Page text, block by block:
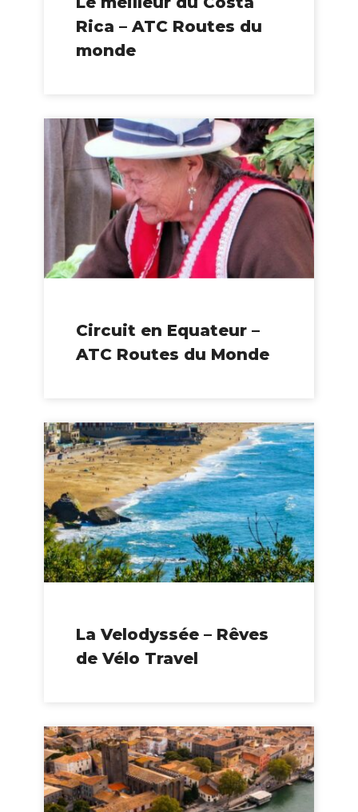
Rica – ATC Routes du
monde
Circuit en Equateur –
ATC Routes du Monde
La Velodyssée – Rêves
de Vélo Travel